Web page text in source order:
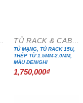
TỦ MẠNG, TỦ RACK 15U,
THÉP TỪ 1.5MM-2.0MM,
MÀU ĐEN/GHI
1,750,000₫